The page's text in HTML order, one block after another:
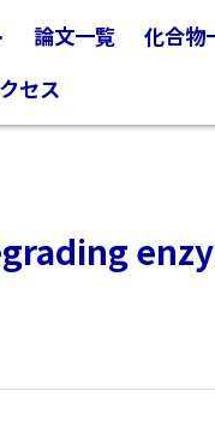
論文一覧 化合物
セス